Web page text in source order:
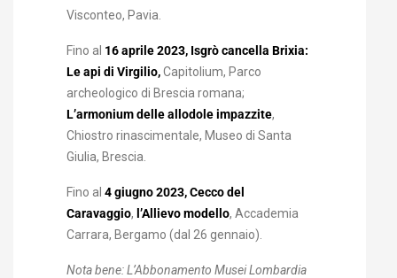
Visconteo, Pavia.
Fino al 16 aprile 2023, Isgrò cancella Brixia:
Le api di Virgilio,Capitolium, Parco
archeologico di Brescia romana;
L’armonium delle allodole impazzite,
Chiostro rinascimentale, Museo di Santa
Giulia, Brescia.
Fino al 4 giugno 2023, Cecco del
Caravaggio, l’Allievo modello, Accademia
Carrara, Bergamo (dal 26 gennaio).
Nota bene:L’Abbonamento Musei Lombardia